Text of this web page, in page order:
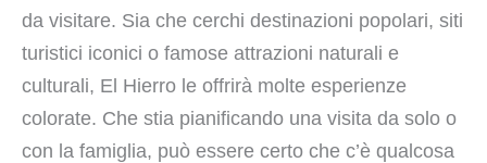
da visitare. Sia che cerchi destinazioni popolari, siti
turistici iconici o famose attrazioni naturali e
culturali, El Hierro le offrirà molte esperienze
colorate. Che stia pianificando una visita da solo o
con la famiglia, può essere certo che c’è qualcosa